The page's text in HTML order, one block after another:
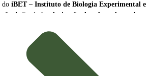
do iBET – Instituto de Biologia Experimental e
dedicada à
valorização de subprodutos da
de Naiara Fernández
do iBET, e de
João Baixinho
Os investigadores partilharam a missão e